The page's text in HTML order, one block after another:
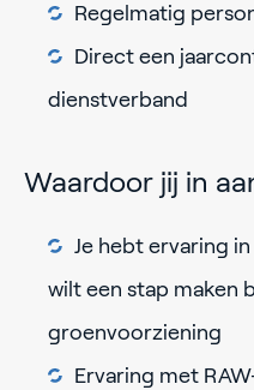
Regelmatig
Direct een
dienstverband
Waardoor jij in
Je hebt ervaring
wilt een stap maken
groenvoorziening
Ervaring met